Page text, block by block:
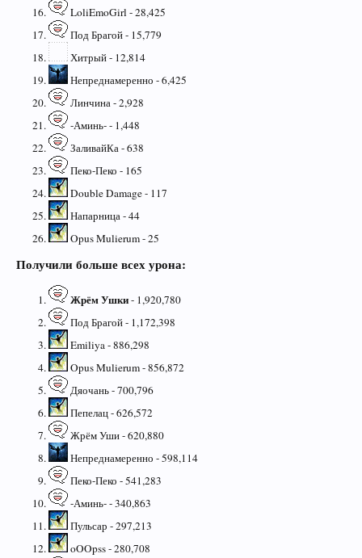
LoliEmoGirl - 28,425
Под Брагой - 15,779
Хитрый - 12,814
Непреднамеренно - 6,425
Линчина - 2,928
-Аминь- - 1,448
ЗаливайКа - 638
Пеко-Пеко - 165
Double Damage - 117
Напарница - 44
Opus Mulierum - 25
Получили больше всех урона:
Жрём Ушки- 1,920,780
Под Брагой - 1,172,398
Emiliya - 886,298
Opus Mulierum - 856,872
Дяочань - 700,796
Пепелац - 626,572
Жрём Уши - 620,880
Непреднамеренно - 598,114
Пеко-Пеко - 541,283
-Аминь- - 340,863
Пульсар - 297,213
oOOpss - 280,708